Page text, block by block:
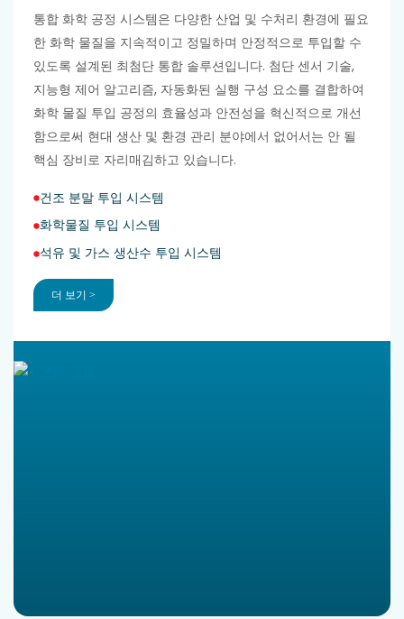
통합 화학 공정 시스템은 다양한 산업 및 수처리 환경에 필요
한 화학 물질을 지속적이고 정밀하며 안정적으로 투입할 수
있도록 설계된 최첨단 통합 솔루션입니다. 첨단 센서 기술,
지능형 제어 알고리즘, 자동화된 실행 구성 요소를 결합하여
화학 물질 투입 공정의 효율성과 안전성을 혁신적으로 개선
함으로써 현대 생산 및 환경 관리 분야에서 없어서는 안 될
핵심 장비로 자리매김하고 있습니다.
건조 분말 투입 시스템
화학물질 투입 시스템
석유 및 가스 생산수 투입 시스템
더 보기 >